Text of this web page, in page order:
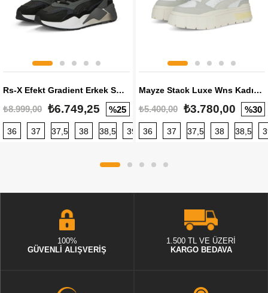
Rs-X Efekt Gradient Erkek Sneaker
₺8.999,00 ₺6.749,25 %25
36 37 37,5 38 38,5 39 40 40,5 41 42 42,5
Mayze Stack Luxe Wns Kadın Sneaker
₺5.400,00 ₺3.780,00 %30
36 37 37,5 38 38,5
100%
GÜVENLİ ALIŞVERİŞ
1.500 TL VE ÜZERİ
KARGO BEDAVA